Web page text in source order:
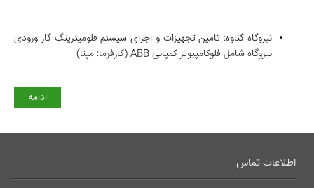
نیروگاه گناوه: تامین تجهیزات و اجرای سیستم فلومیترینگ گاز ورودی
نیروگاه شامل فلوکامپیوتر کمپانی ABB (کارفرما: مپنا)
ادامه
اطلاعات تماس